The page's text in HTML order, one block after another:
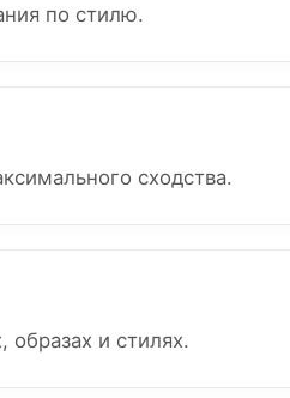
по стилю.
сходства.
образах и стилях.